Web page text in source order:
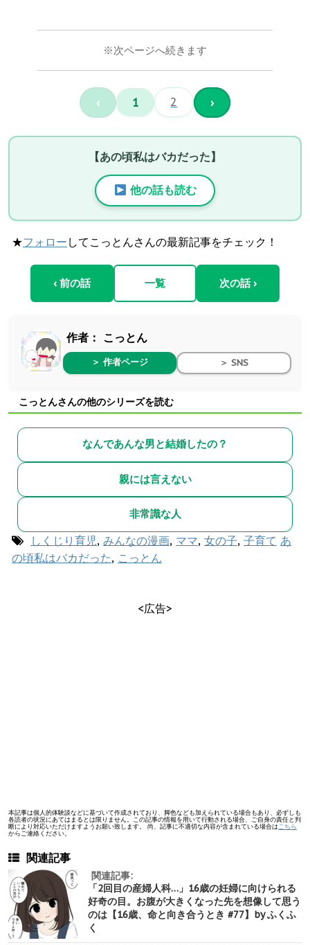
※次ページへ続きます
‹ 1 2 ›
【あの頃私はバカだった】
他の話も読む
★フォロー してこっとんさんの最新記事をチェック！
‹ 前の話 一覧 次の話 ›
作者： こっとん
＞ 作者ページ ＞ SNS
こっとんさんの他のシリーズを読む
なんであんな男と結婚したの？
親には言えない
非常識な人
しくじり育児, みんなの漫画, ママ, 女の子, 子育て あ
の頃私はバカだった, こっとん
<広告>
本記事は個人的体験談などに基づいて作成されており、脚色なども加えられている場合もあり、必ずしも
各読者の状況にあてはまるとは限りません。この記事の情報を用いて行動される場合、ご自身の責任と判
断により対応いただけますようお願い致します。 尚、記事に不適切な内容が含まれている場合は こちら
からご連絡ください。
関連記事
関連記事:
「2回目の産婦人科…」16歳の妊婦に向けられる
好奇の目。お腹が大きくなった先を想像して思う
のは【16歳、命と向き合うとき #77】by ふくふ
く